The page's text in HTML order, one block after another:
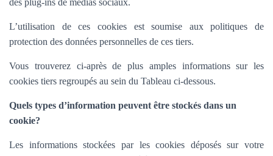
des plug-ins de médias sociaux.
L’utilisation de ces cookies est soumise aux politiques de
protection des données personnelles de ces tiers.
Vous trouverez ci-après de plus amples informations sur les
cookies tiers regroupés au sein du Tableau ci-dessous.
Quels types d’information peuvent être stockés dans un
cookie?
Les informations stockées par les cookies déposés sur votre